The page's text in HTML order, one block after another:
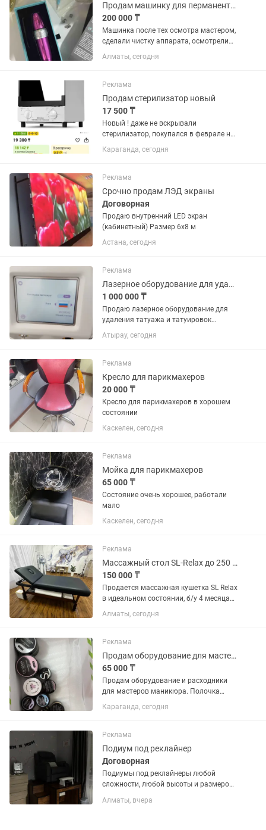
Продам машинку для перманентного макияжа, для тату Xion Spectra
200 000 ₸
Машинка после тех осмотра мастером,
сделали чистку аппарата, осмотрели
изнутри, все рабочее Это гарантия
того, что она будет работать ещё долго
эксцентрики в...
Алматы, сегодня
Реклама
Продам стерилизатор новый
17 500 ₸
Новый ! даже не вскрывали
стерилизатор, покупался в феврале но
не пригодился. Покупала за 25.000 тг
продам за 17.500
Караганда, сегодня
Реклама
Срочно продам ЛЭД экраны
Договорная
Продаю внутренний LED экран
(кабинетный) Размер 6х8 м
Астана, сегодня
Реклама
Лазерное оборудование для удаления татуажа,российского производства
1 000 000 ₸
Продаю лазерное оборудование для
удаления татуажа и татуировок
производства Россия, качественное
Удаление, результат работы 100%, если
выборе!!Эта процедура имеет...
Атырау, сегодня
Реклама
Кресло для парикмахеров
20 000 ₸
Кресло для парикмахеров в хорошем
состоянии
Каскелен, сегодня
Реклама
Мойка для парикмахеров
65 000 ₸
Состояние очень хорошее, работали
мало
Каскелен, сегодня
Реклама
Массажный стол SL-Relax до 250 кг 96х192 см
150 000 ₸
Продается массажная кушетка SL Relax
в идеальном состоянии, б/у 4 месяца
при небольшом потоке клиентов.
Высота регулируется, верхняя часть
может подойти как для...
Алматы, сегодня
Реклама
Продам оборудование для мастеров маникюра
65 000 ₸
Продам оборудование и расходники
для мастеров маникюра. Полочка
подвесная для лаков- 5.000. Гель-лаки-
20.000. Гели моделирующие- 10.000.
ногтей-5000. Гелевые типсы для...
Караганда, сегодня
Реклама
Подиум под реклайнер
Договорная
Подиумы под реклайнеры любой
сложности, любой высоты и размеров
Алматы, вчера